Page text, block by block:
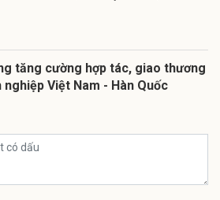
tăng cường hợp tác, giao thương
nghiệp Việt Nam - Hàn Quốc